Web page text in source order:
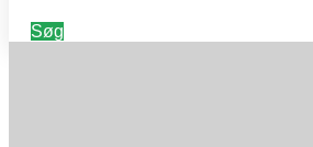
Søg